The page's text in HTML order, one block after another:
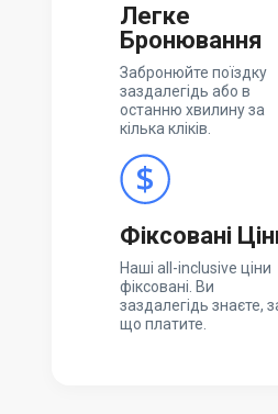
Легке
Бронювання
Забронюйте поїздку
заздалегідь або в
останню хвилину за
кілька кліків.
Фіксовані
Наші all-inclusive ціни
фіксовані. Ви
заздалегідь знаєте,
що платите.